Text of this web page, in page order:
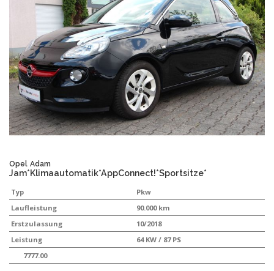
Opel Adam
Jam*Klimaautomatik*AppConnect!*Sportsitze*
Typ
Pkw
Laufleistung
90.000 km
Erstzulassung
10/2018
Leistung
64 KW / 87 PS
7777.00